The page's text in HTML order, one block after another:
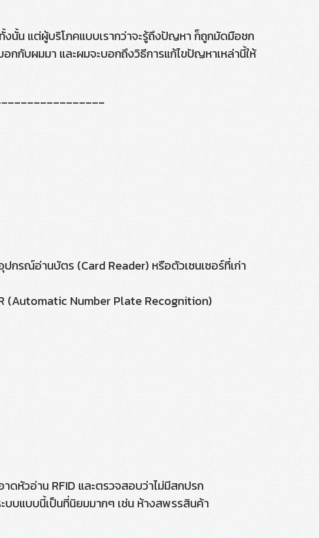
น แต่ผู้บริโภคแบบเรากว่าจะรู้ถึงปัญหา ก็ถูกมัดมือชก
กกับผมมา และผมจะบอกถึงวิธีการแก้ไขปัญหาเหล่านี้ให้
กรณ์อ่านบัตร (Card Reader) หรือตัวเซนเซอร์ที่เก่า
(Automatic Number Plate Recognition)
ดหัวอ่าน RFID และตรวจสอบว่าไม่มีสกปรก
บบแบบนี้เป็นที่นิยมมากๆ เช่น ห้างสพรรสินค้า